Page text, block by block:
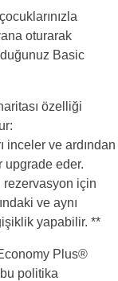
oturarak
Basic
özelliği
inceler ve ardından
upgrade eder.
için
ve aynı
yapabilir. **
Plus®
bu politika